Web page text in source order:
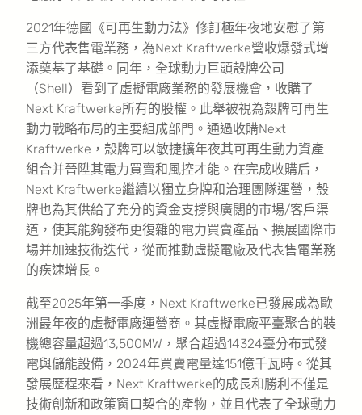
2021年德國《可再生動力法》修訂極年夜地安慰了第
三方代表售電業務，為Next Kraftwerke營收爆發式增
添奠基了基礎。同年，全球動力巨頭殼牌公司
（Shell）看到了虛擬電廠業務的發展機會，收購了
Next Kraftwerke所有的股權。此舉被視為殼牌可再生
動力戰略布局的主要組成部門。通過收購Next
Kraftwerke，殼牌可以敏捷擴年夜其可再生動力資產
組合并晉陞其電力買賣和風控才能。在完成收購后，
Next Kraftwerke繼續以獨立身牌和治理團隊運營，殼
牌也為其供給了充分的資金支撐與廣闊的市場/客戶渠
道，使其能夠發布更復雜的電力買賣產品、擴展國際市
場并加速技術迭代，從而推動虛擬電廠及代表售電業務
的疾速增長。
截至2025年第一季度，Next Kraftwerke已發展成為歐
洲最年夜的虛擬電廠運營商。其虛擬電廠平臺聚合的裝
機總容量超過13,500MW，聚合超過14324臺分布式發
電與儲能設備，2024年買賣電量達151億千瓦時。從其
發展歷程來看，Next Kraftwerke的成長和勝利不僅是
技術創新和政策窗口契合的產物，並且代表了全球動力